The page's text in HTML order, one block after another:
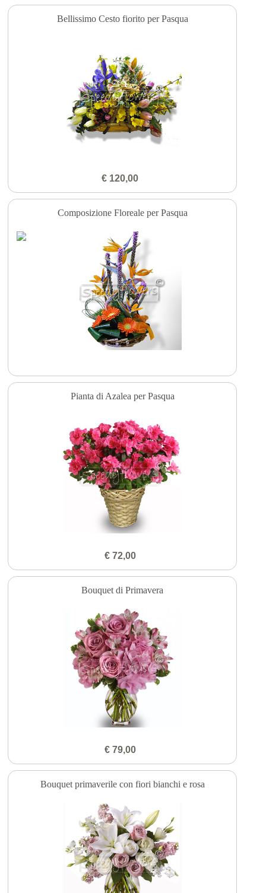
Bellissimo Cesto fiorito per Pasqua
€ 120,00
Composizione Floreale per Pasqua
Pianta di Azalea per Pasqua
€ 72,00
Bouquet di Primavera
€ 79,00
Bouquet primaverile con fiori bianchi e rosa